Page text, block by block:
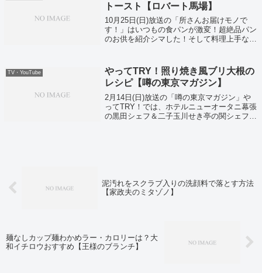
トースト【ロバート馬場】
10月25日(日)放送の「所さんお届けモノで
す！」はいつもの食パンが激変！超絶品パン
のお供を紹介シマした！そして料理上手なロ
ート馬場さんのバスクチーズケーキ風ト...
TV・YouTube
やってTRY！照り焼き風ブリ大根の
レシピ【噂の東京マガジン】
2月14日(日)放送の「噂の東京マガジン」や
ってTRY！では、ホテルニューオータニ幕張
の黒田シェフ＆二子玉川せき亭の関シェフが
泥汚れをスクラブ入りの洗顔料で落とす方法
【家政夫のミタゾノ】
麺なしカップ麺わかめラー・カロリーは？大
和イチロウおすすめ【王様のブランチ】